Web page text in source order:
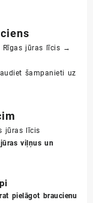
jūras līcis →
šampanieti uz
jūras līcis
viļņus un
pielāgot braucienu